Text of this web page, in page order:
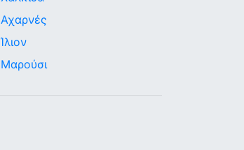
Αχαρνές
Ίλιον
Μαρούσι